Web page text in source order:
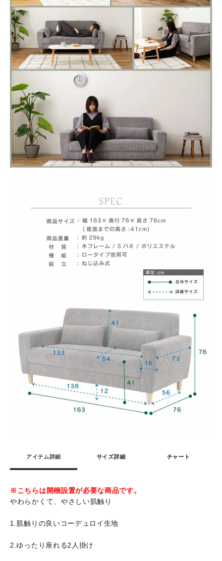
アイテム詳細 サイズ詳細 チャート
※こちらは開梱設置が必要な商品です。
やわらかくて、やさしい肌触り
1.肌触りの良いコーデュロイ生地
2.ゆったり座れる2人掛け